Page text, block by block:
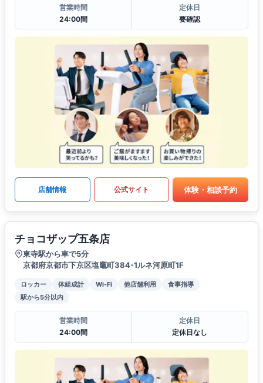
営業時間
24:00間
定休日
要確認
店舗情報 公式サイト 体験・相談予約
チョコザップ五条店
東寺駅から車で5分
京都府京都市下京区塩竈町384-1ルネ河原町1F
ロッカー 体組成計 Wi-Fi 他店舗利用
食事指導
駅から5分以内
営業時間
24:00間
定休日
定休日なし